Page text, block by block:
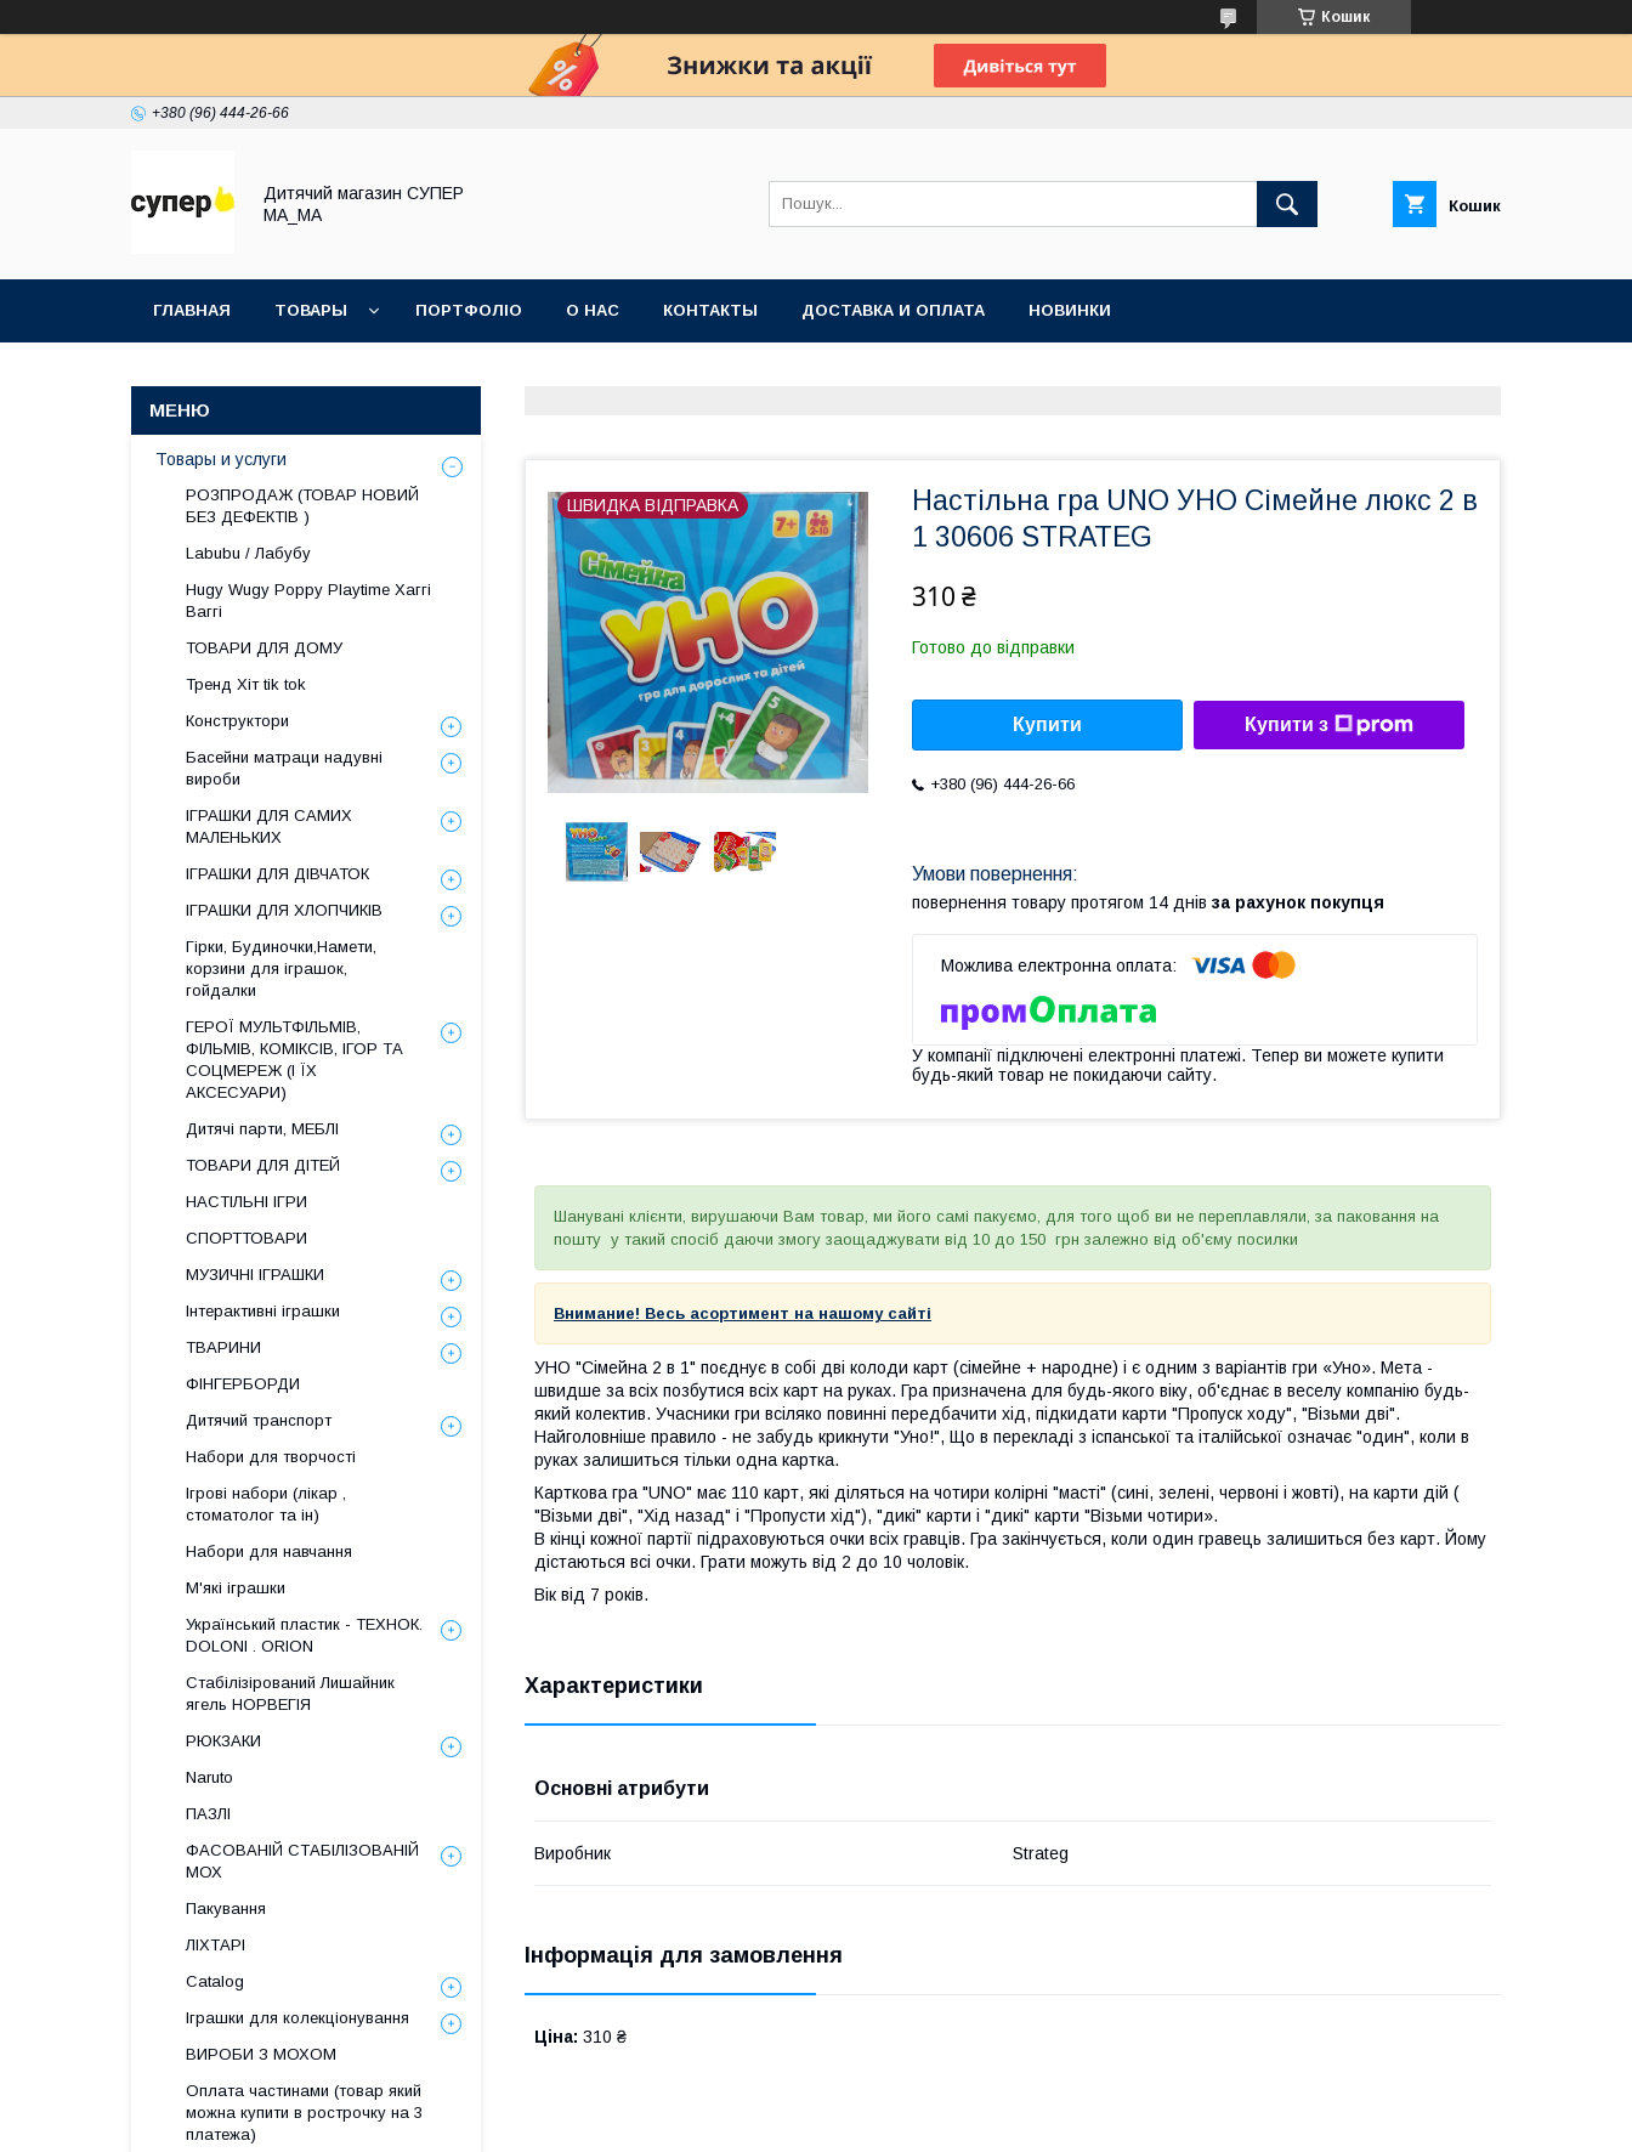
Кошик
+380 (96) 444-26-66
Дитячий магазин СУПЕР
МА_МА
Кошик
ГЛАВНАЯ ТОВАРЫ ПОРТФОЛІО О НАС КОНТАКТЫ ДОСТАВКА И ОПЛАТА НОВИНКИ
ШВИДКА ВІДПРАВКА
Настільна гра UNO УНО Сімейне люкс 2 в
1 30606 STRATEG
310 ₴
Готово до відправки
Купити Купити з
+380 (96) 444-26-66
повернення товару протягом 14 днів за рахунок покупця
У компанії підключені електронні платежі. Тепер ви можете купити
будь-який товар не покидаючи сайту.
Шанувані клієнти, вирушаючи Вам товар, ми його самі пакуємо, для того щоб ви не переплавляли, за паковання на
пошту у такий спосіб даючи змогу заощаджувати від 10 до 150 грн залежно від об'єму посилки
Внимание! Весь асортимент на нашому сайті
УНО "Сімейна 2 в 1" поєднує в собі дві колоди карт (сімейне + народне) і є одним з варіантів гри «Уно». Мета -
швидше за всіх позбутися всіх карт на руках. Гра призначена для будь-якого віку, об'єднає в веселу компанію будь-
який колектив. Учасники гри всіляко повинні передбачити хід, підкидати карти "Пропуск ходу", "Візьми дві".
Найголовніше правило - не забудь крикнути "Уно!", Що в перекладі з іспанської та італійської означає "один", коли в
руках залишиться тільки одна картка.
Карткова гра "UNO" має 110 карт, які діляться на чотири колірні "масті" (сині, зелені, червоні і жовті), на карти дій (
"Візьми дві", "Хід назад" і "Пропусти хід"), "дикі" карти і "дикі" карти "Візьми чотири».
В кінці кожної партії підраховуються очки всіх гравців. Гра закінчується, коли один гравець залишиться без карт. Йому
дістаються всі очки. Грати можуть від 2 до 10 чоловік.
Вік від 7 років.
Характеристики
Основні атрибути
Виробник Strateg
Інформація для замовлення
Ціна: 310 ₴
Товары и услуги
РОЗПРОДАЖ (ТОВАР НОВИЙ
БЕЗ ДЕФЕКТІВ )
Labubu / Лабубу
Hugy Wugy Poppy Playtime Хаггі
Ваггі
ТОВАРИ ДЛЯ ДОМУ
Тренд Хіт tik tok
Конструктори
Басейни матраци надувні
вироби
ІГРАШКИ ДЛЯ САМИХ
МАЛЕНЬКИХ
ІГРАШКИ ДЛЯ ДІВЧАТОК
ІГРАШКИ ДЛЯ ХЛОПЧИКІВ
Гірки, Будиночки,Намети,
корзини для іграшок,
гойдалки
ГЕРОЇ МУЛЬТФІЛЬМІВ,
ФІЛЬМІВ, КОМІКСІВ, ІГОР ТА
СОЦМЕРЕЖ (І ЇХ
АКСЕСУАРИ)
Дитячі парти, МЕБЛІ
ТОВАРИ ДЛЯ ДІТЕЙ
НАСТІЛЬНІ ІГРИ
СПОРТТОВАРИ
МУЗИЧНІ ІГРАШКИ
Інтерактивні іграшки
ТВАРИНИ
ФІНГЕРБОРДИ
Дитячий транспорт
Набори для творчості
Ігрові набори (лікар ,
стоматолог та ін)
Набори для навчання
М'які іграшки
Український пластик - ТЕХНОК.
DOLONI . ORION
Стабілізірований Лишайник
ягель НОРВЕГІЯ
РЮКЗАКИ
Naruto
ПАЗЛІ
ФАСОВАНІЙ СТАБІЛІЗОВАНІЙ
МОХ
Пакування
ЛІХТАРІ
Catalog
Іграшки для колекціонування
ВИРОБИ З МОХОМ
Оплата частинами (товар який
можна купити в рострочку на 3
платежа)